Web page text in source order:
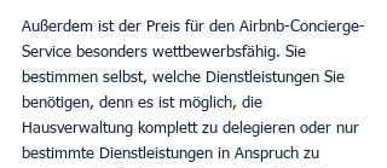
Außerdem ist der Preis für den Airbnb-Concierge-
Service besonders wettbewerbsfähig. Sie
bestimmen selbst, welche Dienstleistungen Sie
benötigen, denn es ist möglich, die
Hausverwaltung komplett zu delegieren oder nur
bestimmte Dienstleistungen in Anspruch zu